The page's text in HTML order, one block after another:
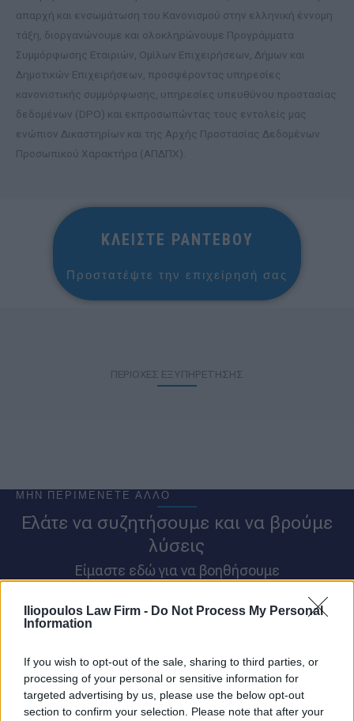
Iliopoulos Law Firm - Do Not Process My Personal
Information
If you wish to opt-out of the sale, sharing to third parties, or
processing of your personal or sensitive information for
targeted advertising by us, please use the below opt-out
section to confirm your selection. Please note that after your
απαρχή και ενσωμάτωση του Κανονισμού στην ελληνική έννομη
τάξη, διοργανώνουμε και ολοκληρώνουμε Προγράμματα
Συμμόρφωσης Εταιριών, Ομίλων Επιχειρήσεων, Δήμων και
Δημοτικών Επιχειρήσεων, προσφέροντας υπηρεσίες
κανονιστικής συμμόρφωσης, υπηρεσίες υπευθύνου προστασίας
δεδομένων (DPO) και εκπροσωπώντας τους εντολείς μας
ενώπιον Δικαστηρίων και της Αρχής Προστασίας Δεδομένων
Προσωπικού Χαρακτήρα (ΑΠΔΠΧ).
ΚΛΕΙΣΤΕ ΡΑΝΤΕΒΟΥ
Προστατέψτε την επιχείρησή σας
ΠΕΡΙΟΧΕΣ ΕΞΥΠΗΡΕΤΗΣΗΣ
ΜΗΝ ΠΕΡΙΜΕΝΕΤΕ ΑΛΛΟ
Ελάτε να συζητήσουμε και να βρούμε
λύσεις
Είμαστε εδώ για να βοηθήσουμε
ΓΡΑΦΕΙΟ ΚΑΛΑΜΑΤΑΣ - 272 130 61 73